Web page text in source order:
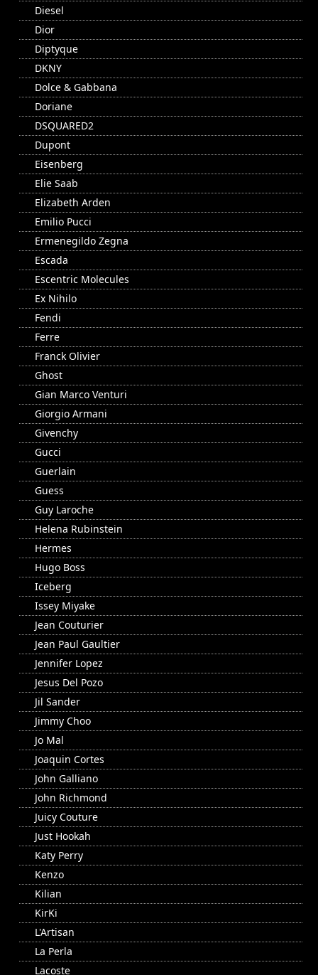
Diesel
Dior
Diptyque
DKNY
Dolce & Gabbana
Doriane
DSQUARED2
Dupont
Eisenberg
Elie Saab
Elizabeth Arden
Emilio Pucci
Ermenegildo Zegna
Escada
Escentric Molecules
Ex Nihilo
Fendi
Ferre
Franck Olivier
Ghost
Gian Marco Venturi
Giorgio Armani
Givenchy
Gucci
Guerlain
Guess
Guy Laroche
Helena Rubinstein
Hermes
Hugo Boss
Iceberg
Issey Miyake
Jean Couturier
Jean Paul Gaultier
Jennifer Lopez
Jesus Del Pozo
Jil Sander
Jimmy Choo
Jo Mal
Joaquin Cortes
John Galliano
John Richmond
Juicy Couture
Just Hookah
Katy Perry
Kenzo
Kilian
KirKi
L'Artisan
La Perla
Lacoste